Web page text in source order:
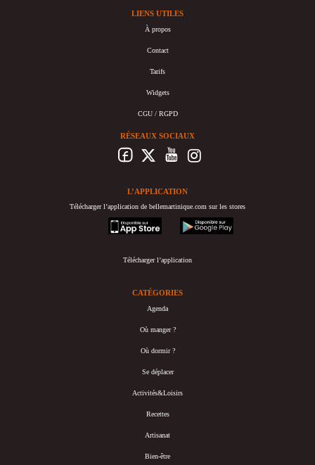
LIENS UTILES
À propos
Contact
Tarifs
Widgets
CGU / RGPD
RÉSEAUX SOCIAUX
L’APPLICATION
Télécharger l’application de bellemartinique.com sur les stores
appstore
googleplay
Télécharger l’application
CATÉGORIES
Agenda
Où manger ?
Où dormir ?
Se déplacer
Activités&Loisirs
Recettes
Artisanat
Bien-être